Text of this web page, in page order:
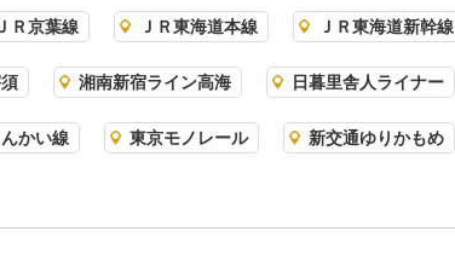
ＪＲ京葉線 ＪＲ東海道本線 ＪＲ東海道新幹線
湘南新宿ライン高海 日暮里舎人ライナー
かい線 東京モノレール 新交通ゆりかもめ